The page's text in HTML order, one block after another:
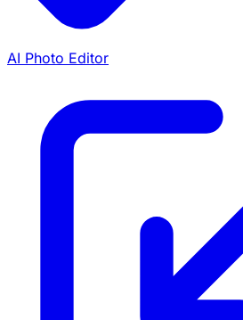
AI Photo Editor